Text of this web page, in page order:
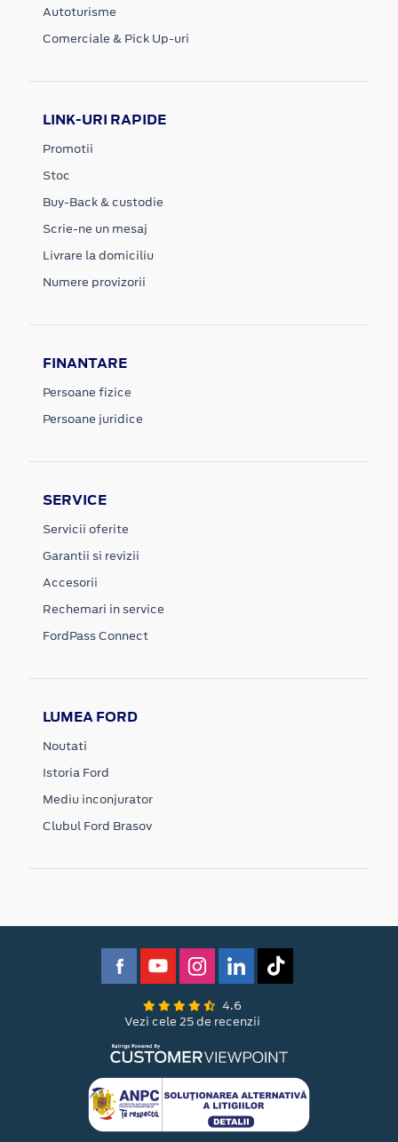
Autoturisme
Comerciale & Pick Up-uri
LINK-URI RAPIDE
Promotii
Stoc
Buy-Back & custodie
Scrie-ne un mesaj
Livrare la domiciliu
Numere provizorii
FINANTARE
Persoane fizice
Persoane juridice
SERVICE
Servicii oferite
Garantii si revizii
Accesorii
Rechemari in service
FordPass Connect
LUMEA FORD
Noutati
Istoria Ford
Mediu inconjurator
Clubul Ford Brasov
4.6
Vezi cele 25 de recenzii